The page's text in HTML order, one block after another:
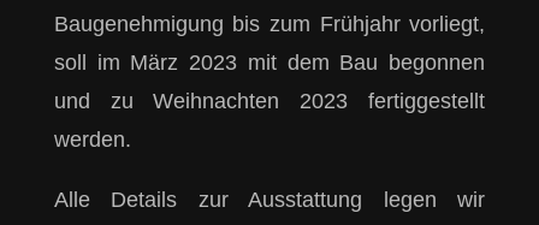
Baugenehmigung bis zum Frühjahr vorliegt,
soll im März 2023 mit dem Bau begonnen
und zu Weihnachten 2023 fertiggestellt
werden.
Alle Details zur Ausstattung legen wir